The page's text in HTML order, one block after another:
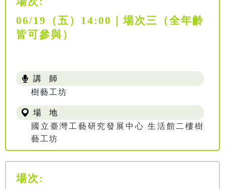
06/19（五）14:00｜場次三（全年齡
皆可參與）
講 師
樹藝工坊
場 地
國立臺灣工藝研究發展中心 生活館二樓樹
藝工坊
場次: